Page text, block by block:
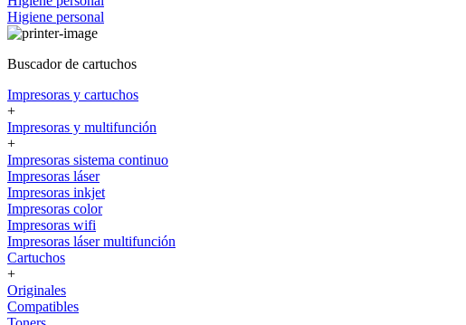
Higiene personal
Buscador de cartuchos
Impresoras y cartuchos
+
Impresoras y multifunción
+
Impresoras sistema continuo
Impresoras láser
Impresoras inkjet
Impresoras color
Impresoras wifi
Impresoras láser multifunción
Cartuchos
+
Originales
Compatibles